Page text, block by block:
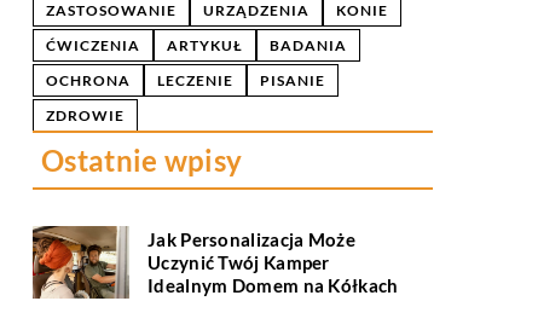
ZASTOSOWANIE URZĄDZENIA
KONIE
ĆWICZENIA
ARTYKUŁ
BADANIA
OCHRONA
LECZENIE
PISANIE
ZDROWIE
Ostatnie wpisy
Jak Personalizacja Może
Uczynić Twój Kamper
Idealnym Domem na Kółkach